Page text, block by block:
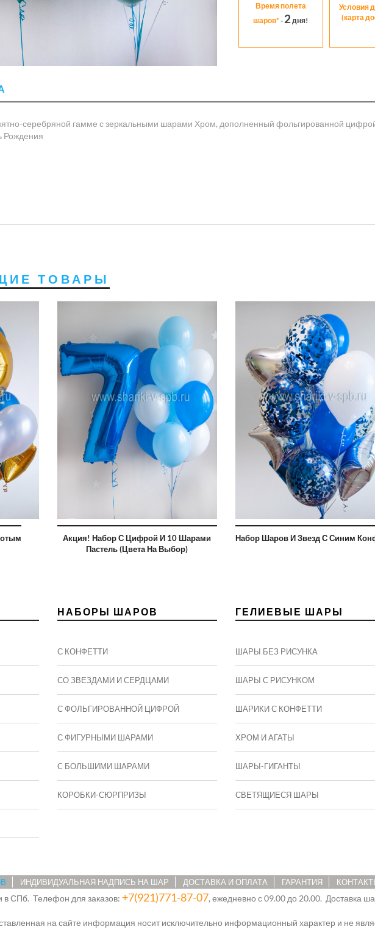
Время полета
шаров*- 2 дня!
Условия
(карта
серебряной гамме с зеркальными шарами Хром, дополненный фольгированной
Рождения
ТОВАРЫ
Акция! Набор С Цифрой И 10 Шарами
Пастель (цвета На Выбор)
Набор Шаров И Звезд С Синим
НАБОРЫ ШАРОВ
С КОНФЕТТИ
СО ЗВЕЗДАМИ И СЕРДЦАМИ
С ФОЛЬГИРОВАННОЙ ЦИФРОЙ
С ФИГУРНЫМИ ШАРАМИ
C БОЛЬШИМИ ШАРАМИ
КОРОБКИ-СЮРПРИЗЫ
ГЕЛИЕВЫЕ ШАРЫ
ШАРЫ БЕЗ РИСУНКА
ШАРЫ С РИСУНКОМ
ШАРИКИ С КОНФЕТТИ
ХРОМ И АГАТЫ
ШАРЫ-ГИГАНТЫ
СВЕТЯЩИЕСЯ ШАРЫ
ИНДИВИДУАЛЬНАЯ НАДПИСЬ НА ШАР ДОСТАВКА И ОПЛАТА ГАРАНТИЯ
в СПб. Телефон для заказов: +7(921)771-87-07, ежедневно с 09.00 до 20.00. Доставка
на сайте информация носит исключительно информационный характер и не